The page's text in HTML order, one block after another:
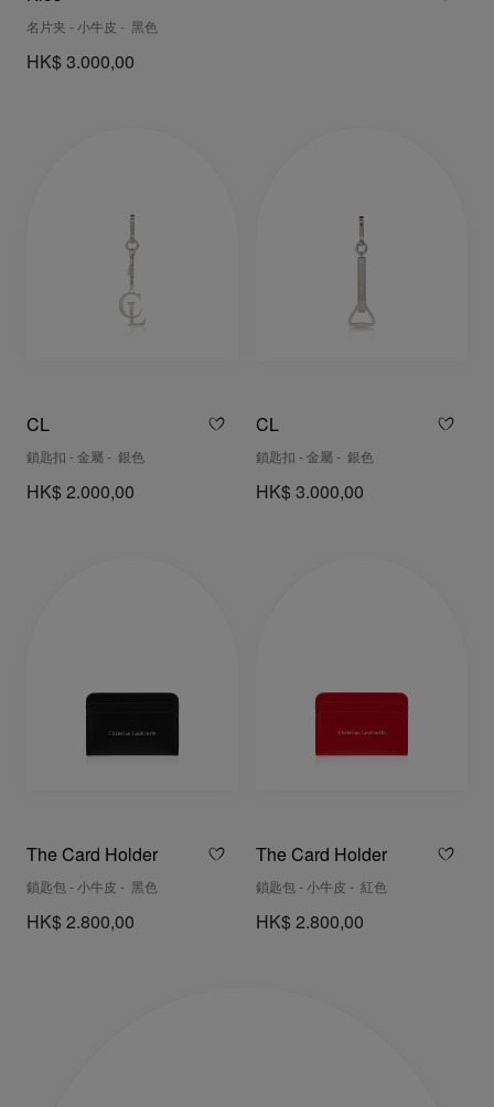
名片夹 - 小牛皮 - 黑色
HK$ 3.000,00
CL
鎖匙扣 - 金屬 - 銀色
HK$ 2.000,00
CL
鎖匙扣 - 金屬 - 銀色
HK$ 3.000,00
The Card Holder
鎖匙包 - 小牛皮 - 黑色
HK$ 2.800,00
The Card Holder
鎖匙包 - 小牛皮 - 紅色
HK$ 2.800,00